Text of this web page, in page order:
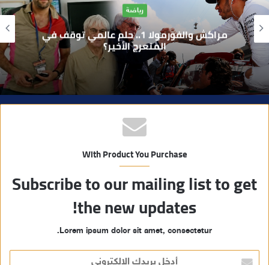
ل
و
ي
ب
آراء
بوفوطا يكتب : بين صمت الحكومة وسباق
الانتخابات… هل أصبحت إدارة الأزمات خارج
أولويات الفاعلين السياسيين؟
With Product You Purchase
Subscribe to our mailing list to get
the new updates!
Lorem ipsum dolor sit amet, consectetur.